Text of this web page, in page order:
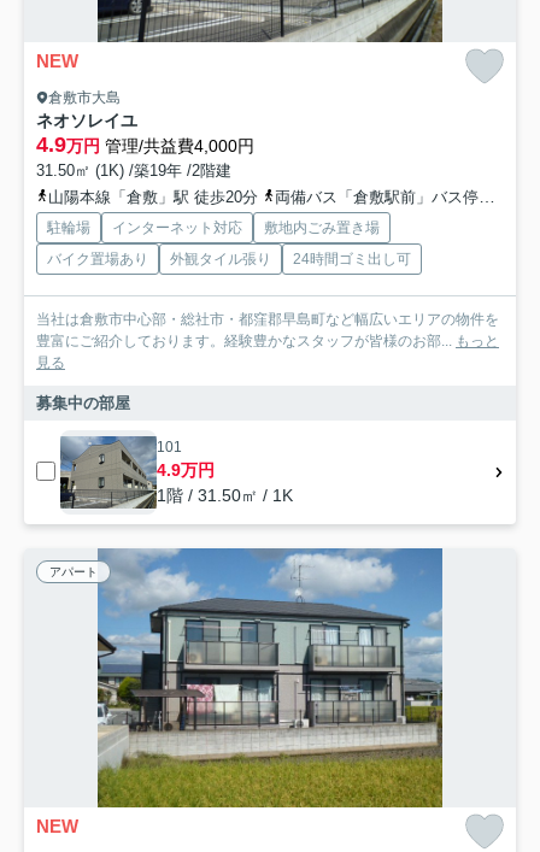
NEW
倉敷市大島
ネオソレイユ
4.9万円 管理/共益費4,000円
31.50㎡ (1K) /築19年 /2階建
山陽本線「倉敷」駅 徒歩20分
両備バス「倉敷駅前」バス停下車 徒歩20分
駐輪場 インターネット対応
敷地内ごみ置き場
バイク置場あり
外観タイル張り 24時間ゴミ出し可
当社は倉敷市中心部・総社市・都窪郡早島町など幅広いエリアの物件を
豊富にご紹介しております。経験豊かなスタッフが皆様のお部...
もっと
見る
募集中の部屋
101
4.9万円
1階 / 31.50㎡ / 1K
アパート
NEW